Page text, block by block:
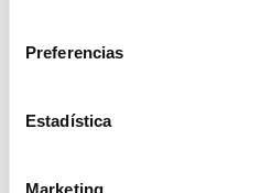
Preferencias
Estadística
Marketing